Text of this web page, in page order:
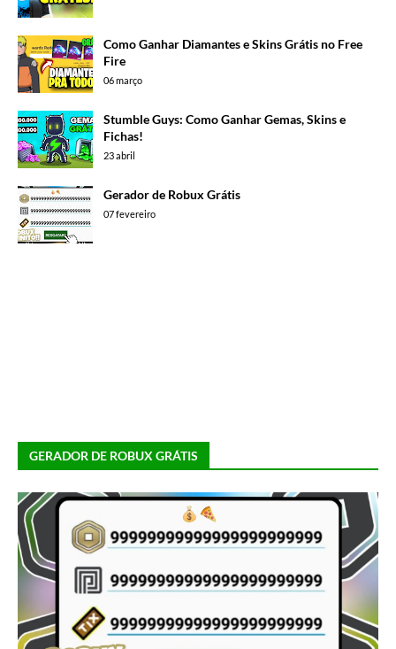
Como Ganhar Diamantes e Skins Grátis no Free
Fire
06 março
Stumble Guys: Como Ganhar Gemas, Skins e
Fichas!
23 abril
Gerador de Robux Grátis
07 fevereiro
GERADOR DE ROBUX GRÁTIS